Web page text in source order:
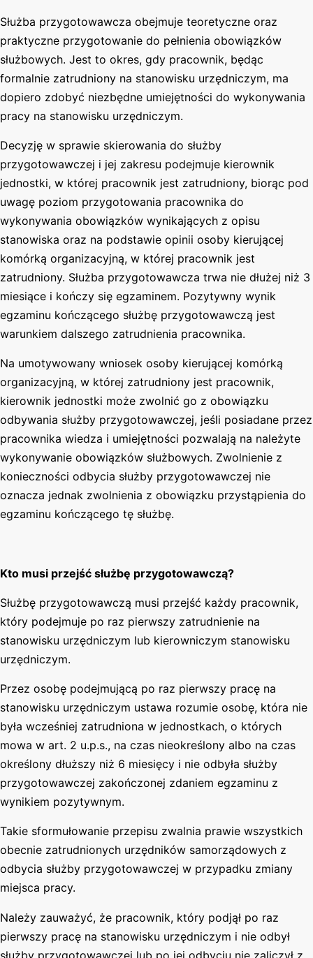
Służba przygotowawcza obejmuje teoretyczne oraz
praktyczne przygotowanie do pełnienia obowiązków
służbowych. Jest to okres, gdy pracownik, będąc
formalnie zatrudniony na stanowisku urzędniczym, ma
dopiero zdobyć niezbędne umiejętności do wykonywania
pracy na stanowisku urzędniczym.
Decyzję w sprawie skierowania do służby
przygotowawczej i jej zakresu podejmuje kierownik
jednostki, w której pracownik jest zatrudniony, biorąc pod
uwagę poziom przygotowania pracownika do
wykonywania obowiązków wynikających z opisu
stanowiska oraz na podstawie opinii osoby kierującej
komórką organizacyjną, w której pracownik jest
zatrudniony. Służba przygotowawcza trwa nie dłużej niż 3
miesiące i kończy się egzaminem. Pozytywny wynik
egzaminu kończącego służbę przygotowawczą jest
warunkiem dalszego zatrudnienia pracownika.
Na umotywowany wniosek osoby kierującej komórką
organizacyjną, w której zatrudniony jest pracownik,
kierownik jednostki może zwolnić go z obowiązku
odbywania służby przygotowawczej, jeśli posiadane przez
pracownika wiedza i umiejętności pozwalają na należyte
wykonywanie obowiązków służbowych. Zwolnienie z
konieczności odbycia służby przygotowawczej nie
oznacza jednak zwolnienia z obowiązku przystąpienia do
egzaminu kończącego tę służbę.
Kto musi przejść służbę przygotowawczą?
Służbę przygotowawczą musi przejść każdy pracownik,
który podejmuje po raz pierwszy zatrudnienie na
stanowisku urzędniczym lub kierowniczym stanowisku
urzędniczym.
Przez osobę podejmującą po raz pierwszy pracę na
stanowisku urzędniczym ustawa rozumie osobę, która nie
była wcześniej zatrudniona w jednostkach, o których
mowa w art. 2 u.p.s., na czas nieokreślony albo na czas
określony dłuższy niż 6 miesięcy i nie odbyła służby
przygotowawczej zakończonej zdaniem egzaminu z
wynikiem pozytywnym.
Takie sformułowanie przepisu zwalnia prawie wszystkich
obecnie zatrudnionych urzędników samorządowych z
odbycia służby przygotowawczej w przypadku zmiany
miejsca pracy.
Należy zauważyć, że pracownik, który podjął po raz
pierwszy pracę na stanowisku urzędniczym i nie odbył
służby przygotowawczej lub po jej odbyciu nie zaliczył z